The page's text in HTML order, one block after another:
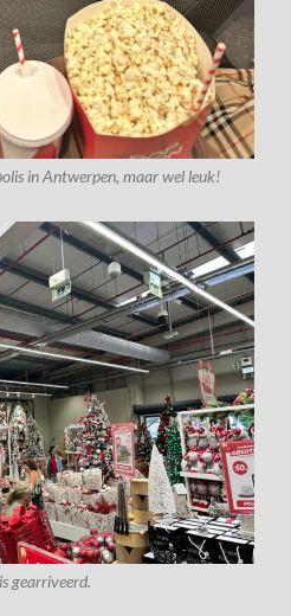
in Antwerpen, maar wel leuk!
gearriveerd.